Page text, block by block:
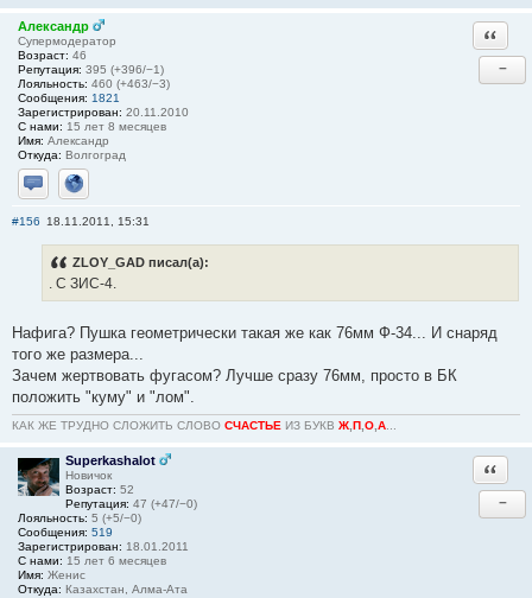
Александр
Супермодератор
Возраст: 46
Репутация: 395 (+396/−1)
Лояльность: 460 (+463/−3)
Сообщения: 1821
Зарегистрирован: 20.11.2010
С нами: 15 лет 8 месяцев
Имя: Александр
Откуда: Волгоград
Отправить личное сообщение
Сайт
−
#156 18.11.2011, 15:31
ZLOY_GAD писал(а):
. С ЗИС-4.
Нафига? Пушка геометрически такая же как 76мм Ф-34... И снаряд
того же размера...
Зачем жертвовать фугасом? Лучше сразу 76мм, просто в БК
положить "куму" и "лом".
КАК ЖЕ ТРУДНО СЛОЖИТЬ СЛОВО СЧАСТЬЕ ИЗ БУКВ Ж П О А
Superkashalot
Новичок
Возраст: 52
Репутация: 47 (+47/−0)
Лояльность: 5 (+5/−0)
Сообщения: 519
Зарегистрирован: 18.01.2011
С нами: 15 лет 6 месяцев
Имя: Женис
Откуда: Казахстан, Алма-Ата
−